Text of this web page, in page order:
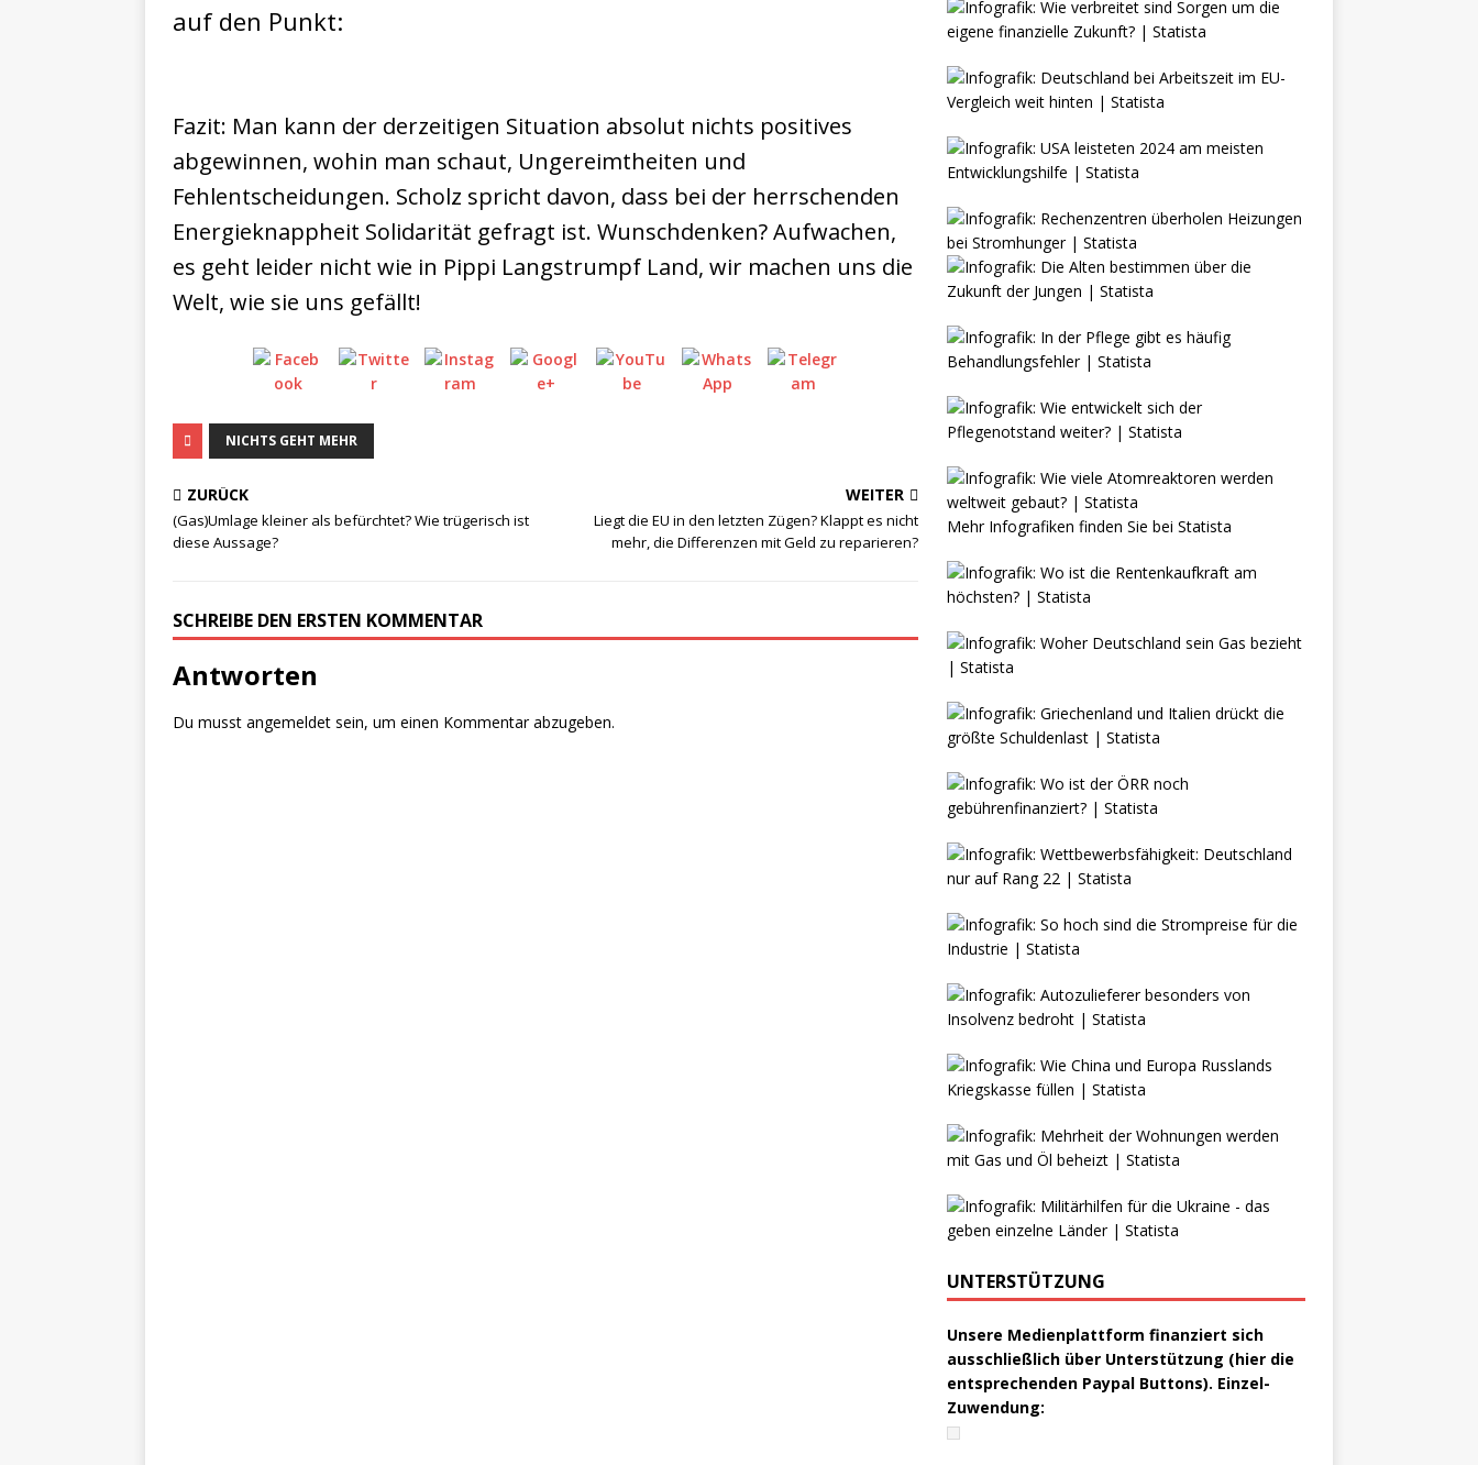
auf den Punkt:
Fazit: Man kann der derzeitigen Situation absolut nichts positives
abgewinnen, wohin man schaut, Ungereimtheiten und
Fehlentscheidungen. Scholz spricht davon, dass bei der herrschenden
Energieknappheit Solidarität gefragt ist. Wunschdenken? Aufwachen,
es geht leider nicht wie in Pippi Langstrumpf Land, wir machen uns die
Welt, wie sie uns gefällt!
NICHTS GEHT MEHR
ZURÜCK
(Gas)Umlage kleiner als befürchtet? Wie trügerisch ist
diese Aussage?
WEITER
Liegt die EU in den letzten Zügen? Klappt es nicht
mehr, die Differenzen mit Geld zu reparieren?
SCHREIBE DEN ERSTEN KOMMENTAR
Antworten
Du musst angemeldet sein, um einen Kommentar abzugeben.
Mehr Infografiken finden Sie bei Statista
UNTERSTÜTZUNG
Unsere Medienplattform finanziert sich
ausschließlich über Unterstützung (hier die
entsprechenden Paypal Buttons). Einzel-
Zuwendung: